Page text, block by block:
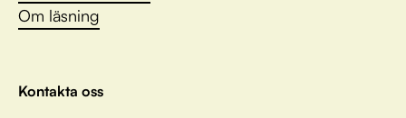
Om läsning
Kontakta oss